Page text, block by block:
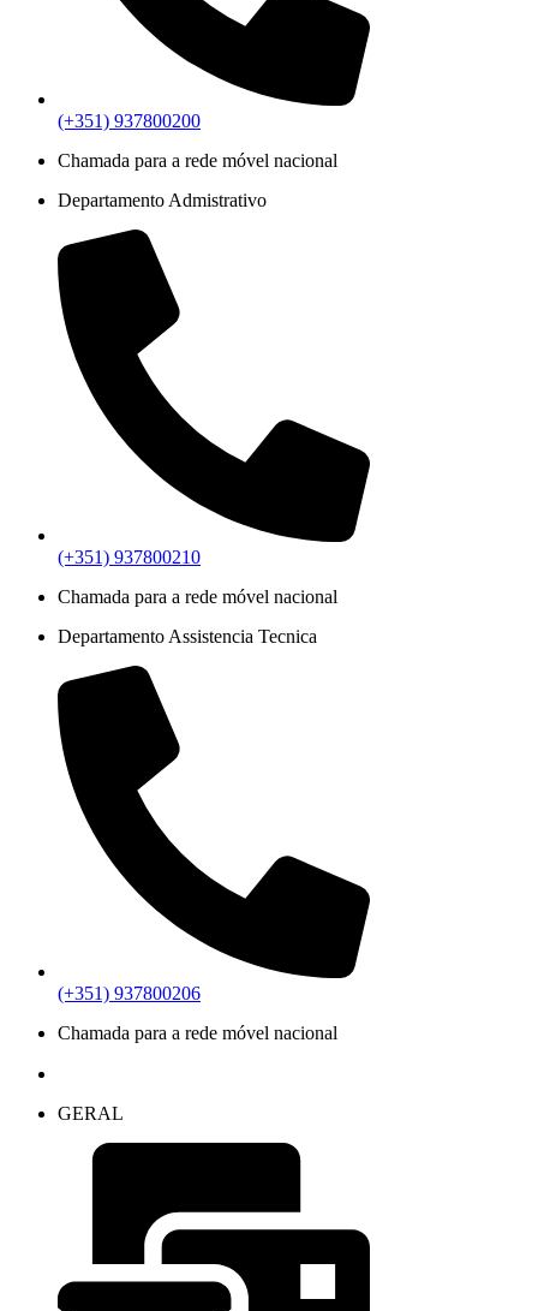
(+351) 937800200
Chamada para a rede móvel nacional
Departamento Admistrativo
(+351) 937800210
Chamada para a rede móvel nacional
Departamento Assistencia Tecnica
(+351) 937800206
Chamada para a rede móvel nacional
GERAL